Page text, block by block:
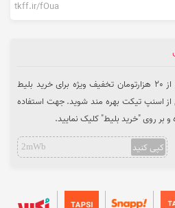
tkff.ir/fOua
با استفاده از کد تخفیف میتوانید از 20 هزارتومان تخفیف ویژه برای خرید بلیط
بال از اسنپ تیکت بهره مند شوید. جهت استفاده
بر روی "خرید بلیط" کلیک نمایید.
کپی کنید 2mWb